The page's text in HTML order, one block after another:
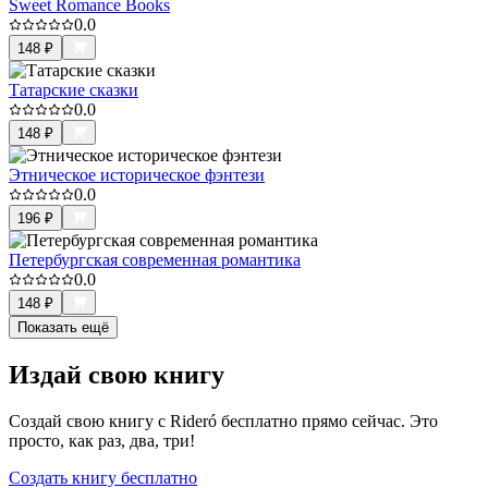
Sweet Romance Books
0.0
148 ₽
Татарские сказки
0.0
148 ₽
Этническое историческое фэнтези
0.0
196 ₽
Петербургская современная романтика
0.0
148 ₽
Показать ещё
Издай свою книгу
Создай свою книгу с Rideró бесплатно прямо сейчас. Это
просто, как раз, два, три!
Создать книгу бесплатно